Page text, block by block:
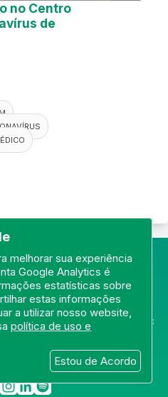
melhorar sua experiência
Google Analytics é
estatísticas sobre
estas informações
a utilizar nosso website,
política de uso e
Estou de Acordo
no Centro
de
do Rio de Janeiro -
Botafogo - Rio de Janeiro/RJ - CEP:
2026